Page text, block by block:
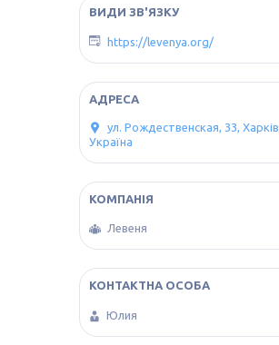
https://levenya.org/
ул. Рождественская, 33, Харків,
Україна
Левеня
Юлия